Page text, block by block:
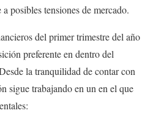
posibles tensiones de mercado.
del primer trimestre del año
preferente en dentro del
la tranquilidad de contar con
sigue trabajando en un en el que